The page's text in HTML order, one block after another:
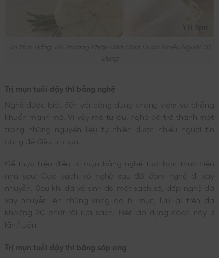
Trị Mụn Bằng Tỏi Phương Pháp Dân Gian Được Nhiều Người Sử
Trị mụn tuổi dậy thì bằng nghệ
Nghệ được biết đến với công dụng kháng viêm và chống
khuẩn mạnh mẽ. Vì vậy mà từ lâu, nghệ đã trở thành một
trong những nguyên liệu tự nhiên được nhiều người tin
dùng để điều trị mụn.
Để thực hiện điều trị mụn bằng nghệ tươi bạn thực hiện
như sau: Cạo sạch vỏ nghệ sau đó đem nghệ đi xay
nhuyễn. Sau khi đã vệ sinh da mặt sạch sẽ, đắp nghệ đã
xay nhuyễn lên những vùng da bị mụn, lưu lại trên da
khoảng 20 phút rồi rửa sạch. Nên áp dụng cách này 3
lần/tuần.
Trị mụn tuổi dậy thì bằng sáp ong